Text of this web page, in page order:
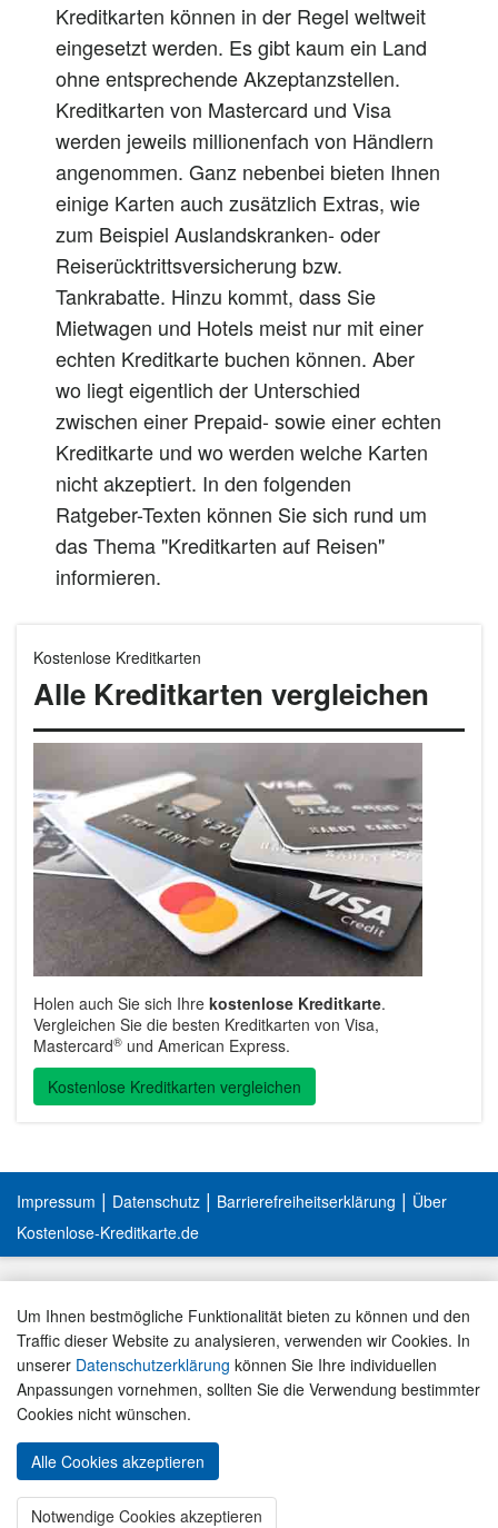
Um Ihnen bestmögliche Funktionalität bieten zu können und den
Traffic dieser Website zu analysieren, verwenden wir Cookies. In
unserer Datenschutzerklärung können Sie Ihre individuellen
Anpassungen vornehmen, sollten Sie die Verwendung bestimmter
Cookies nicht wünschen.
Alle Cookies akzeptieren
Notwendige Cookies akzeptieren
Kreditkarten können in der Regel weltweit
eingesetzt werden. Es gibt kaum ein Land
ohne entsprechende Akzeptanzstellen.
Kreditkarten von Mastercard und Visa
werden jeweils millionenfach von Händlern
angenommen. Ganz nebenbei bieten Ihnen
einige Karten auch zusätzlich Extras, wie
zum Beispiel Auslandskranken- oder
Reiserücktrittsversicherung bzw.
Tankrabatte. Hinzu kommt, dass Sie
Mietwagen und Hotels meist nur mit einer
echten Kreditkarte buchen können. Aber
wo liegt eigentlich der Unterschied
zwischen einer Prepaid- sowie einer echten
Kreditkarte und wo werden welche Karten
nicht akzeptiert. In den folgenden
Ratgeber-Texten können Sie sich rund um
das Thema "Kreditkarten auf Reisen"
informieren.
Kostenlose Kreditkarten
Alle Kreditkarten vergleichen
Holen auch Sie sich Ihre kostenlose Kreditkarte.
Vergleichen Sie die besten Kreditkarten von Visa,
Mastercard® und American Express.
Kostenlose Kreditkarten vergleichen
« ZUM KARTEN-VERGLEICH
Impressum | Datenschutz | Barrierefreiheitserklärung | Über
Kostenlose-Kreditkarte.de